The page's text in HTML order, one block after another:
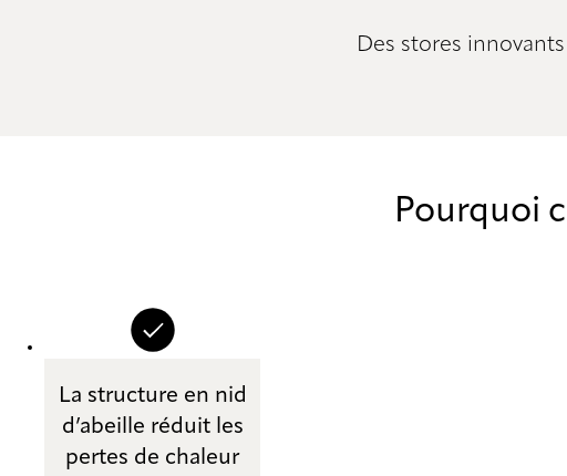
Des stores
Pourquoi
La structure en nid
d’abeille réduit les
pertes de chaleur